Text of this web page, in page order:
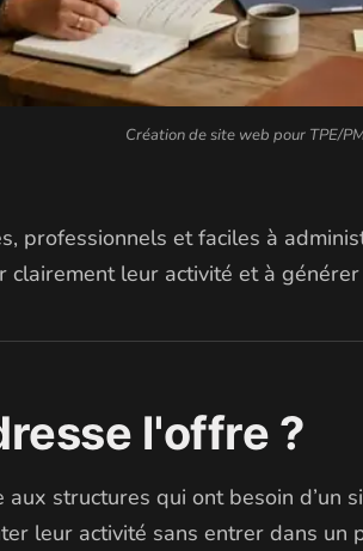
Création de site web pour TPE/
professionnels et faciles à
leur activité et à
l'offre ?
aux structures qui ont besoin d’un
leur activité sans entrer dans un